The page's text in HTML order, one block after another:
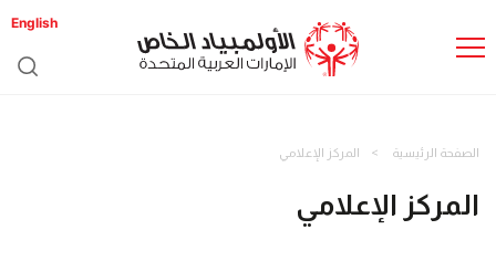
English
الصفحة الرئيسية المركز الإعلامي
المركز الإعلامي